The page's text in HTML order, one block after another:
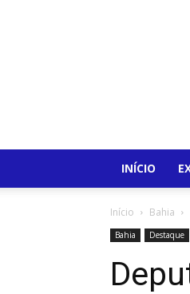
INÍCIO
Início Bahia
Bahia Destaque